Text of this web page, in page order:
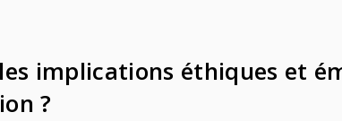
implications éthiques et
?